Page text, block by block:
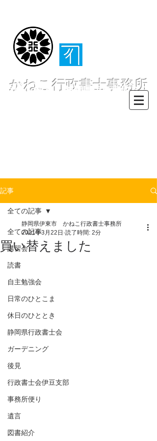
かねこ行政書士事務所
〒413-0234 静岡県伊東市池６２
記事
全ての記事
講習会
読書
自主勉強会
日常のひとこま
休日のひととき
静岡県行政書士会
ガーデニング
後見
行政書士会伊豆支部
事務所便り
遺言
図書紹介
全ての記事
買い替えました
静岡県伊東市 かねこ行政書士事務所
2021年3月22日 読了時間: 2分